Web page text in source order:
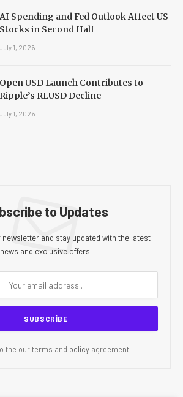
AI Spending and Fed Outlook Affect US
Stocks in Second Half
July 1, 2026
Open USD Launch Contributes to
Ripple’s RLUSD Decline
July 1, 2026
to Updates
and stay updated with the latest
news and exclusive offers.
the our terms and policyagreement.